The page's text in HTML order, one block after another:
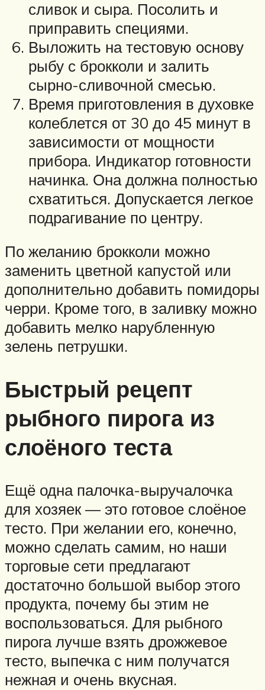
сливок и сыра. Посолить и
приправить специями.
Выложить на тестовую основу
рыбу с брокколи и залить
сырно-сливочной смесью.
Время приготовления в духовке
колеблется от 30 до 45 минут в
зависимости от мощности
прибора. Индикатор готовности
начинка. Она должна полностью
схватиться. Допускается легкое
подрагивание по центру.
По желанию брокколи можно
заменить цветной капустой или
дополнительно добавить помидоры
черри. Кроме того, в заливку можно
добавить мелко нарубленную
зелень петрушки.
Быстрый рецепт
рыбного пирога из
слоёного теста
Ещё одна палочка-выручалочка
для хозяек — это готовое слоёное
тесто. При желании его, конечно,
можно сделать самим, но наши
торговые сети предлагают
достаточно большой выбор этого
продукта, почему бы этим не
воспользоваться. Для рыбного
пирога лучше взять дрожжевое
тесто, выпечка с ним получатся
нежная и очень вкусная.